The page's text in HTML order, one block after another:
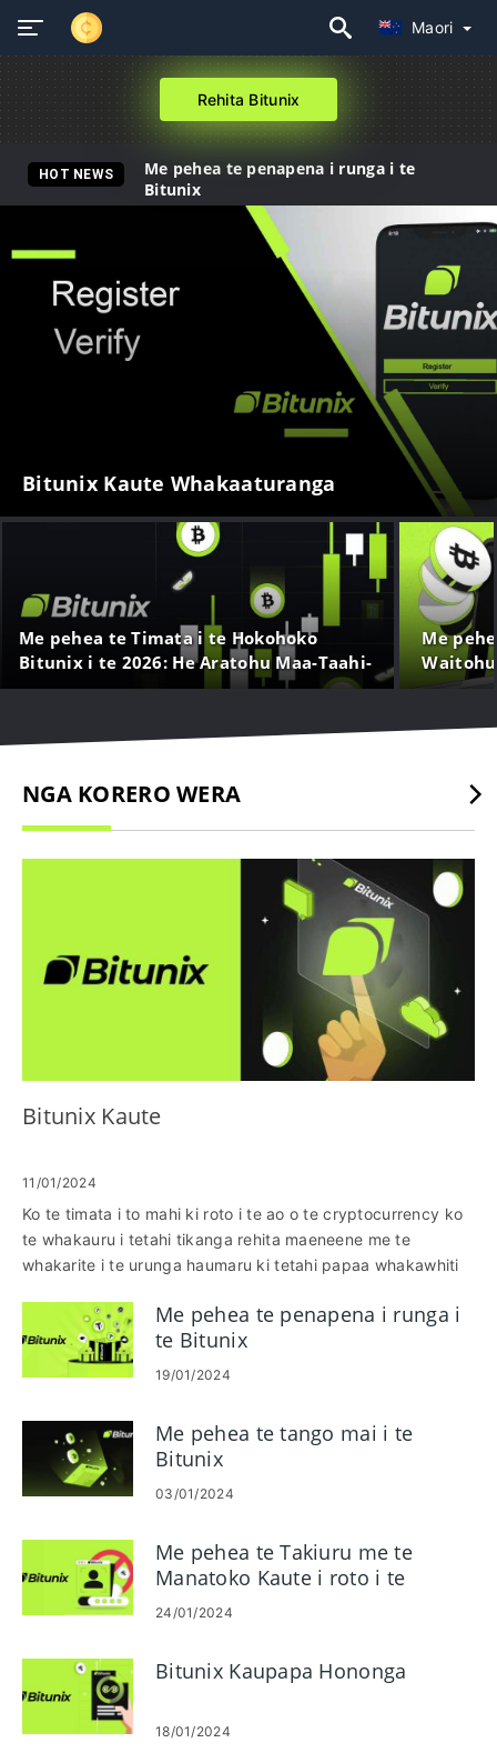
Maori
Rehita Bitunix
HOT NEWS
Me pehea te penapena i runga i te
Bitunix
Bitunix Kaute Whakaaturanga
Me pehea te Timata i te Hokohoko
Bitunix i te 2026: He Aratohu Maa-Taahi-
a-Taahi mo nga Kaimatau
Me
NGA KORERO WERA
Bitunix Kaute
11/01/2024
Ko te timata i to mahi ki roto i te ao o te cryptocurrency ko
te whakauru i tetahi tikanga rehita maeneene me te
whakarite i te urunga haumaru ki tetahi papaa whakawhiti
kaiarahi mo te hokohoko cryptocurrency, e tuku ana i te
wheako ratarata-kaiwhakamahi kua whakaritea mo nga
tauhou me nga kaihokohoko mohio. Ma tenei aratohu tino e
te takiuru ki to putea Bitunix.
Me pehea te penapena i runga i
te Bitunix
19/01/2024
Me pehea te tango mai i te
Bitunix
03/01/2024
Me pehea te Takiuru me te
Manatoko Kaute i roto i te
Bitunix
24/01/2024
Bitunix Kaupapa Hononga
18/01/2024